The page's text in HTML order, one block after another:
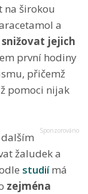
na širokou
a
jejich
první hodiny
přičemž
pomoci nijak
žaludek a
studiímá
zejména